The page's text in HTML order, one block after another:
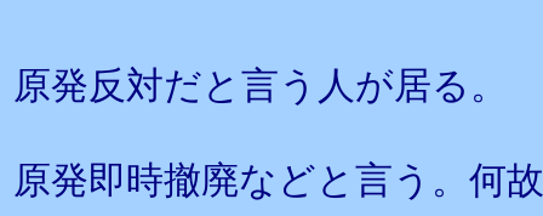
原発反対だと言う人が居る。
原発即時撤廃などと言う。何